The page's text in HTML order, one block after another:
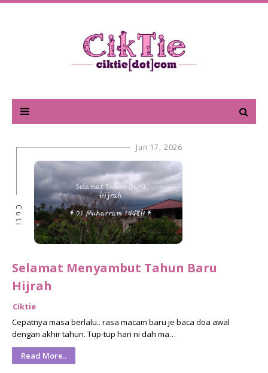
Jun 17, 2026
Cuti
Selamat Menyambut Tahun Baru
Hijrah
Ciktie
Cepatnya masa berlalu.. rasa macam baru je baca doa awal
dengan akhir tahun. Tup-tup hari ni dah ma…
Read More..